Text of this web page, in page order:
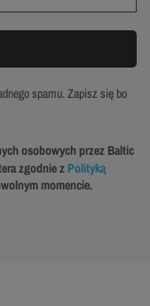
spamu. Zapisz się bo
osobowych przez Baltic
zgodnie z Polityką
momencie.